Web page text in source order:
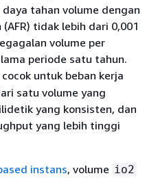
tahan volume dengan
tidak lebih dari 0,001
volume per
periode satu tahun.
untuk beban kerja
satu volume yang
yang konsisten, dan
yang lebih tinggi
instans, volume io2